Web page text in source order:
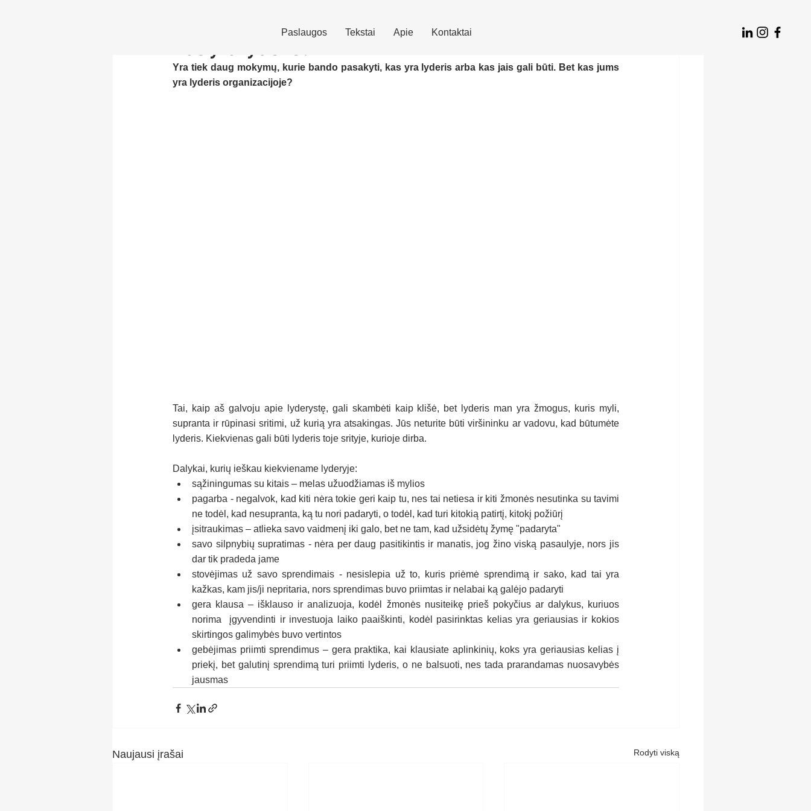
Paslaugos Tekstai Apie Kontaktai
Yra tiek daug mokymų, kurie bando pasakyti, kas yra lyderis arba kas jais gali būti. Bet kas jums
yra lyderis organizacijoje?
Tai, kaip aš galvoju apie lyderystę, gali skambėti kaip klišė, bet lyderis man yra žmogus, kuris myli,
supranta ir rūpinasi sritimi, už kurią yra atsakingas. Jūs neturite būti viršininku ar vadovu, kad būtumėte
lyderis. Kiekvienas gali būti lyderis toje srityje, kurioje dirba.
Dalykai, kurių ieškau kiekviename lyderyje:
sąžiningumas su kitais – melas užuodžiamas iš mylios
pagarba - negalvok, kad kiti nėra tokie geri kaip tu, nes tai netiesa ir kiti žmonės nesutinka su tavimi
ne todėl, kad nesupranta, ką tu nori padaryti, o todėl, kad turi kitokią patirtį, kitokį požiūrį
įsitraukimas – atlieka savo vaidmenį iki galo, bet ne tam, kad užsidėtų žymę "padaryta"
savo silpnybių supratimas - nėra per daug pasitikintis ir manatis, jog žino viską pasaulyje, nors jis
dar tik pradeda jame
stovėjimas už savo sprendimais - nesislepia už to, kuris priėmė sprendimą ir sako, kad tai yra
kažkas, kam jis/ji nepritaria, nors sprendimas buvo priimtas ir nelabai ką galėjo padaryti
gera klausa – išklauso ir analizuoja, kodėl žmonės nusiteikę prieš pokyčius ar dalykus, kuriuos
norima  įgyvendinti ir investuoja laiko paaiškinti, kodėl pasirinktas kelias yra geriausias ir kokios
skirtingos galimybės buvo vertintos
gebėjimas priimti sprendimus – gera praktika, kai klausiate aplinkinių, koks yra geriausias kelias į
priekį, bet galutinį sprendimą turi priimti lyderis, o ne balsuoti, nes tada prarandamas nuosavybės
jausmas
Naujausi įrašai Rodyti viską